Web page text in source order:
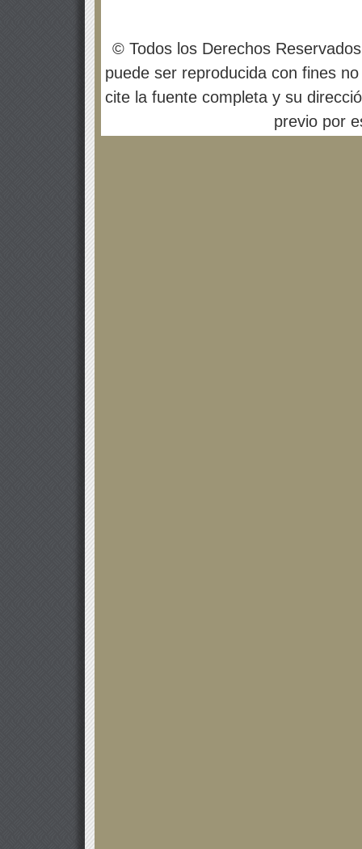
© Todos los Derechos
puede ser reproducida con fines
cite la fuente completa y su
previo por